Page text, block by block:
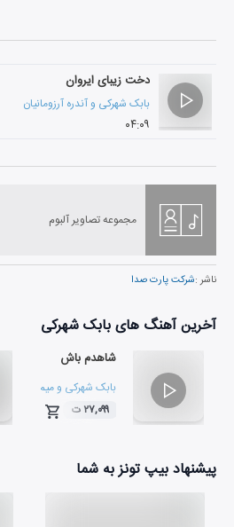
دخت زیبای ایروان
بابک شهرکی و آندره آرزومانیان
۰۴:۰۹
مجموعه تصاویر آلبوم
ناشر :شرکت پارت صدا
آخرین آهنگ های بابک شهرکی
شاهدم باش
بابک شهرکی و میم پایمزد
۰۳:۵۶
۲۷,۰۹۹ ت
پیشنهاد بیپ تونز به شما